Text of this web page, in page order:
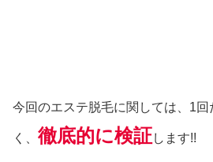
今回のエステ脱毛に関しては、1
く、 徹底的に検証します!!